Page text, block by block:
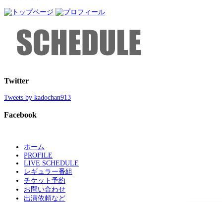
Twitter
Tweets by kadochan913
Facebook
ホーム
PROFILE
LIVE SCHEDULE
レギュラー番組
チケット予約
お問い合わせ
出演依頼など